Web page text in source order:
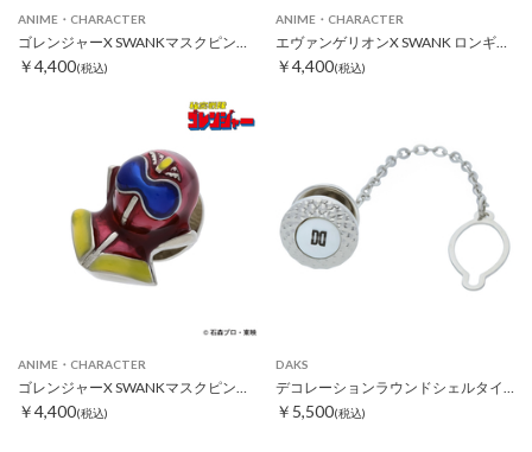
ANIME・CHARACTER
￥4,400(税込)
ANIME・CHARACTER
エヴァンゲリオンX SWANK ロンギヌスの槍＆カシウスの槍クロスピンズ シルバー
￥4,400(税込)
ANIME・CHARACTER
ゴレンジャーX SWANKマスクピンズ アカレンジャー
￥4,400(税込)
DAKS
デコレーションラウンドシェルタイタック ホワイト
￥5,500(税込)